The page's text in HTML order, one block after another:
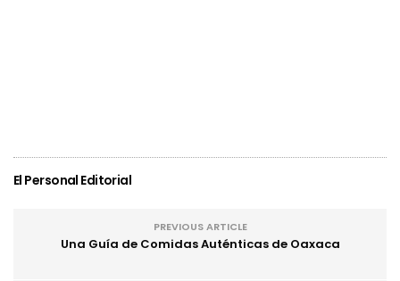
El Personal Editorial
PREVIOUS ARTICLE
Una Guía de Comidas Auténticas de Oaxaca